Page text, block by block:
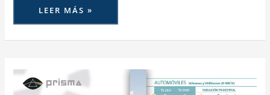
LEER MÁS »
PRIMA
MEDIA